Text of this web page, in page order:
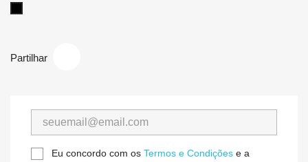
Partilhar
Eu concordo com os Termos e Condições e a